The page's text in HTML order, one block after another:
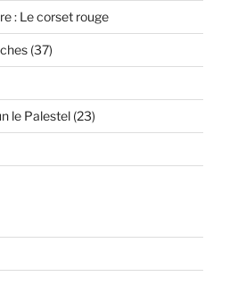
: Le corset rouge
(37)
le Palestel (23)